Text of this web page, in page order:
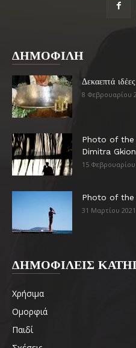
ΔΗΜΟΦΙΛΗ
Δεκαεπτά
8 Φεβρουαρίου
Photo of the
Dimitra
15 Φεβρουαρίου
Photo of the
31 Μαρτίου 2021
ΔΗΜΟΦΙΛΕΙΣ
Χρήσιμα
Ομορφιά
Παιδί